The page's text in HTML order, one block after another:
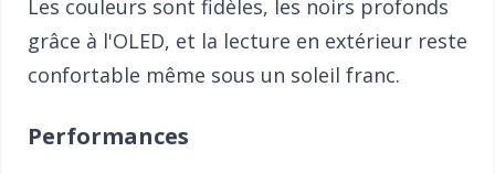
Les couleurs sont fidèles, les noirs profonds
grâce à l'OLED, et la lecture en extérieur reste
confortable même sous un soleil franc.
Performances